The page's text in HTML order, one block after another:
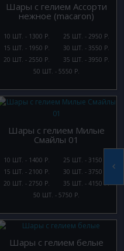
Шары с гелием Ассорти
нежное (macaron)
10 ШТ. - 1300 Р.
15 ШТ. - 1950 Р.
20 ШТ. - 2550 Р.
25 ШТ. - 2950 Р.
30 ШТ. - 3550 Р.
35 ШТ. - 3950 Р.
50 ШТ. - 5550 Р.
Шары с гелием Милые
Смайлы 01
10 ШТ. - 1400 Р.
15 ШТ. - 2100 Р.
20 ШТ. - 2750 Р.
25 ШТ. - 3150 Р.
30 ШТ. - 3750 Р.
35 ШТ. - 4150 Р.
50 ШТ. - 5750 Р.
Шары с гелием белые